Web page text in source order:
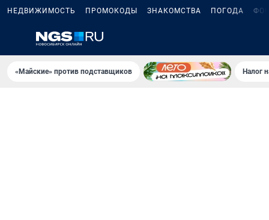
НЕДВИЖИМОСТЬ ПРОМОКОДЫ ЗНАКОМСТВА ПОГОДА
«Майские» против подставщиков Налог